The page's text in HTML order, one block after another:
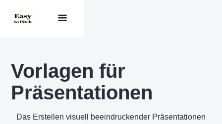
Vorlagen für
Präsentationen
Das Erstellen visuell beeindruckender Präsentationen